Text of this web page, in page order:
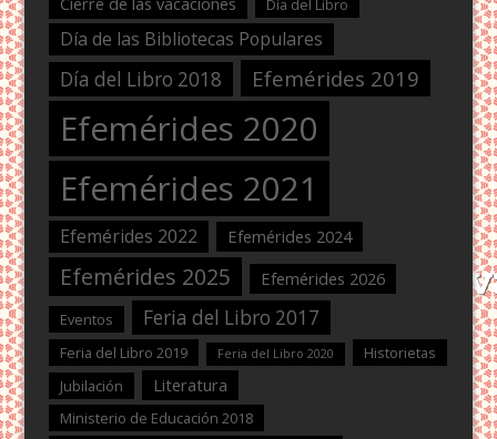
Día de las Bibliotecas Populares
Día del Libro 2018 Efemérides 2019
Efemérides 2020
Efemérides 2021
Efemérides 2022 Efemérides 2024
Efemérides 2025 Efemérides 2026
Eventos Feria del Libro 2017
Feria del Libro 2019 Feria del Libro 2020
Historietas
Jubilación
Literatura
Ministerio de Educación 2018